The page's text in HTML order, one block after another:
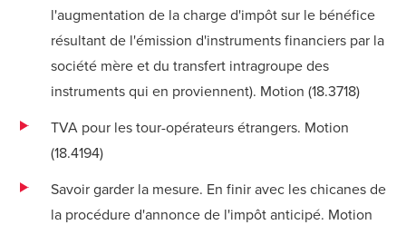
l'augmentation de la charge d'impôt sur le bénéfice
résultant de l'émission d'instruments financiers par la
société mère et du transfert intragroupe des
instruments qui en proviennent). Motion (18.3718)
TVA pour les tour-opérateurs étrangers. Motion
(18.4194)
Savoir garder la mesure. En finir avec les chicanes de
la procédure d'annonce de l'impôt anticipé. Motion